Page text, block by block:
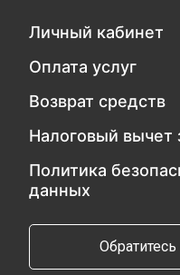
Личный кабинет
Оплата услуг
Возврат средств
Налоговый вычет
Политика
данных